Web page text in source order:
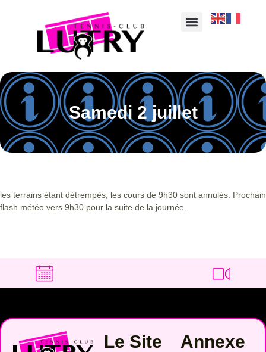
Samedi 2 juillet
les terrains étant détrempés, les cours de 9h30 sont annulés. Prochain
flash météo vers 9h30 pour la suite de la journée.
Le Site
Annexe